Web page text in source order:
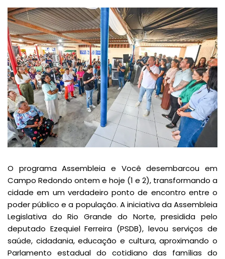
O programa Assembleia e Você desembarcou em
Campo Redondo ontem e hoje (1 e 2), transformando a
cidade em um verdadeiro ponto de encontro entre o
poder público e a população. A iniciativa da Assembleia
Legislativa do Rio Grande do Norte, presidida pelo
deputado Ezequiel Ferreira (PSDB), levou serviços de
saúde, cidadania, educação e cultura, aproximando o
Parlamento estadual do cotidiano das famílias do